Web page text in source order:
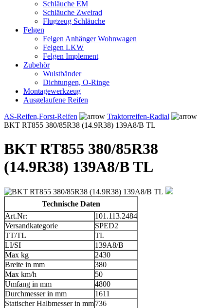
Schläuche EM
Schläuche Zweirad
Flugzeug Schläuche
Felgen
Felgen Anhänger Wohnwagen
Felgen LKW
Felgen Implement
Zubehör
Wulstbänder
Dichtungen, O-Ringe
Montagewerkzeug
Ausgelaufene Reifen
AS-Reifen,Forst-Reifen
Traktorreifen-Radial
BKT RT855 380/85R38 (14.9R38) 139A8/B TL
BKT RT855 380/85R38
(14.9R38) 139A8/B TL
Technische Daten
Art.Nr:
101.113.2484
Versandkategorie
SPED2
TT/TL
TL
LI/SI
139A8/B
Max kg
2430
Breite in mm
380
Max km/h
50
Umfang in mm
4800
Durchmesser in mm
1611
Statischer Halbmesser in mm736